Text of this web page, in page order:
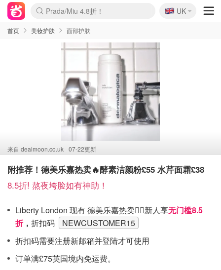
麦卢卡蜂蜜夏促！个位数！
Prada/Miu 4.8折！
啥？必胜客披萨5折！
🇬🇧
UK
首页 美妆护肤 面部护肤
来自 dealmoon.co.uk 07-22更新
附推荐！德美乐嘉热卖🔥酵素洁颜粉£55 水芹面霜£38
8.5折! 熬夜垮脸如有神助！
Liberty London 现有 德美乐嘉热卖❤️‍🔥新人享无门槛8.5
折， 折扣码
NEWCUSTOMER15
折扣码需要注册新邮箱并登陆才可使用
订单满£75英国境内免运费。